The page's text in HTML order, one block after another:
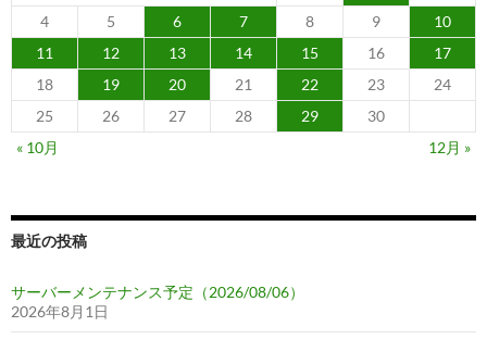
4
5 6 7 8 9
10
11
12 13 14 15 16
17
18
19 20 21 22 23
24
25
26 27 28 29
30
« 10月
12月 »
最近の投稿
サーバーメンテナンス予定（2026/08/06）
2026年8月1日